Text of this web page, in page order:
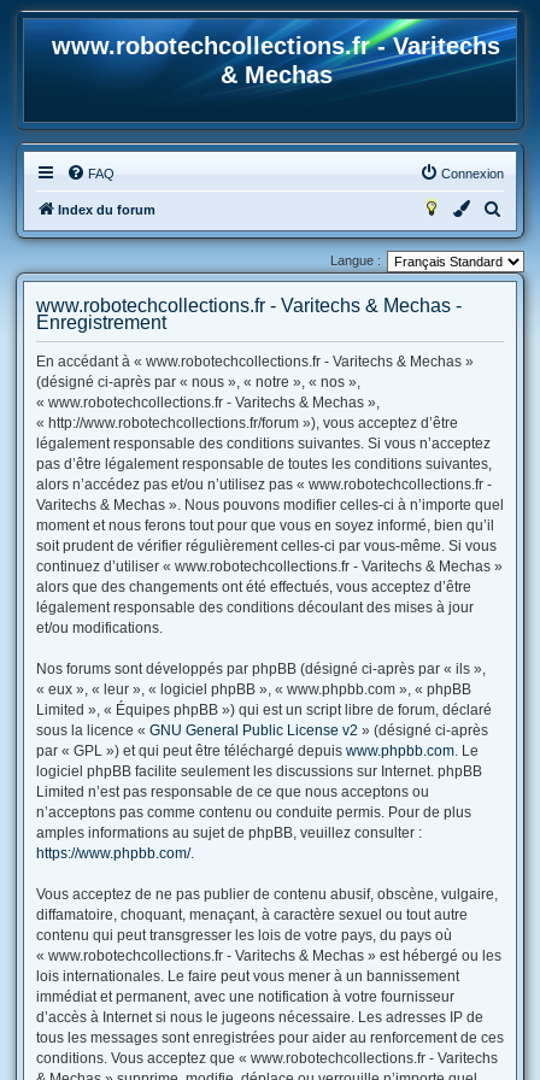
www.robotechcollections.fr - Varitechs
& Mechas
FAQ Connexion
Index du forum
e
c
Langue :
www.robotechcollections.fr - Varitechs & Mechas -
Enregistrement
En accédant à « www.robotechcollections.fr - Varitechs & Mechas »
(désigné ci-après par « nous », « notre », « nos »,
« www.robotechcollections.fr - Varitechs & Mechas »,
« http://www.robotechcollections.fr/forum »), vous acceptez d’être
légalement responsable des conditions suivantes. Si vous n’acceptez
pas d’être légalement responsable de toutes les conditions suivantes,
alors n’accédez pas et/ou n’utilisez pas « www.robotechcollections.fr -
Varitechs & Mechas ». Nous pouvons modifier celles-ci à n’importe quel
moment et nous ferons tout pour que vous en soyez informé, bien qu’il
soit prudent de vérifier régulièrement celles-ci par vous-même. Si vous
continuez d’utiliser « www.robotechcollections.fr - Varitechs & Mechas »
alors que des changements ont été effectués, vous acceptez d’être
légalement responsable des conditions découlant des mises à jour
et/ou modifications.
Nos forums sont développés par phpBB (désigné ci-après par « ils »,
« eux », « leur », « logiciel phpBB », « www.phpbb.com », « phpBB
Limited », « Équipes phpBB ») qui est un script libre de forum, déclaré
sous la licence « GNU General Public License v2 » (désigné ci-après
par « GPL ») et qui peut être téléchargé depuis www.phpbb.com. Le
logiciel phpBB facilite seulement les discussions sur Internet. phpBB
Limited n’est pas responsable de ce que nous acceptons ou
n’acceptons pas comme contenu ou conduite permis. Pour de plus
amples informations au sujet de phpBB, veuillez consulter :
https://www.phpbb.com/.
Vous acceptez de ne pas publier de contenu abusif, obscène, vulgaire,
diffamatoire, choquant, menaçant, à caractère sexuel ou tout autre
contenu qui peut transgresser les lois de votre pays, du pays où
« www.robotechcollections.fr - Varitechs & Mechas » est hébergé ou les
lois internationales. Le faire peut vous mener à un bannissement
immédiat et permanent, avec une notification à votre fournisseur
d’accès à Internet si nous le jugeons nécessaire. Les adresses IP de
tous les messages sont enregistrées pour aider au renforcement de ces
conditions. Vous acceptez que « www.robotechcollections.fr - Varitechs